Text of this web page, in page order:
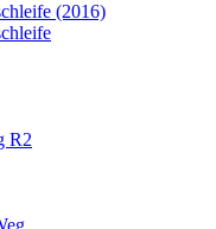
(2016)
R2